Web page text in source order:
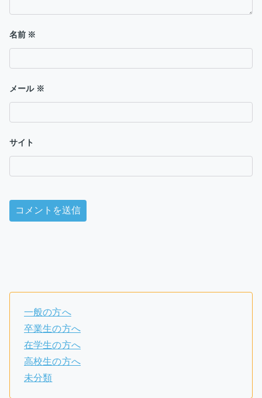
名前 ※
メール ※
サイト
一般の方へ
卒業生の方へ
在学生の方へ
高校生の方へ
未分類